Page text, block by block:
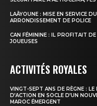
LAÂYOUNE : MISE EN SERVICE
ARRONDISSEMENT DE POLICE
CAN FÉMININE : IL PROFITAIT
JOUEUSES
ACTIVITÉS ROYALES
VINGT-SEPT ANS DE RÈGNE :
D’ACTION EN SOCLE D’UN
MAROC ÉMERGENT